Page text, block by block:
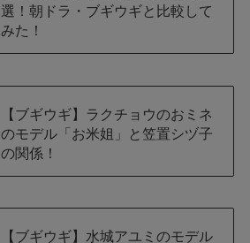
選！朝ドラ・ブギウギと比較して
みた！
【ブギウギ】ラクチョウのおミネ
のモデル「お米姐」と笠置シヅ子
の関係！
【ブギウギ】水城アユミのモデル